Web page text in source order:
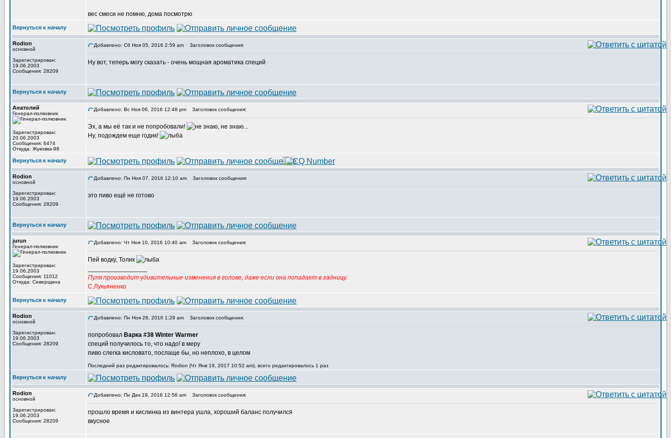
вес смеси не помню, дома посмотрю
Вернуться к началу
Rodion
основной
Зарегистрирован:
19.06.2003
Сообщения: 28209
Добавлено: Сб Ноя 05, 2016 2:59 am Заголовок сообщения:
Ну вот, теперь могу сказать - очень мощная ароматика специй
Вернуться к началу
Анатолий
Генерал-полковник
Зарегистрирован:
20.06.2003
Сообщения: 6474
Откуда: Жуковка-98
Добавлено: Вс Ноя 06, 2016 12:48 pm Заголовок сообщения:
Эх, а мы её так и не попробовали!
Ну, подождем еще годик!
Вернуться к началу
Rodion
основной
Зарегистрирован:
19.06.2003
Сообщения: 28209
Добавлено: Пн Ноя 07, 2016 12:10 am Заголовок сообщения:
это пиво ещё не готово
Вернуться к началу
jurun
Генерал-полковник
Зарегистрирован:
19.06.2003
Сообщения: 11012
Откуда: Северщина
Добавлено: Чт Ноя 10, 2016 10:40 am Заголовок сообщения:
Пей водку, Толик
Пуля производит удивительные изменения в голове, даже если она попадает в задницу.
С.Лукьяненко
Вернуться к началу
Rodion
основной
Зарегистрирован:
19.06.2003
Сообщения: 28209
Добавлено: Пн Ноя 28, 2016 1:29 am Заголовок сообщения:
попробовал Варка #38 Winter Warmer
специй получилось то, что надо! в меру
пиво слегка кисловато, послаще бы, но неплохо, в целом
Последний раз редактировалось: Rodion (Чт Янв 19, 2017 10:52 am), всего редактировалось 1 раз
Вернуться к началу
Rodion
основной
Зарегистрирован:
19.06.2003
Сообщения: 28209
Добавлено: Пн Дек 19, 2016 12:56 am Заголовок сообщения:
прошло время и кислинка из винтера ушла, хороший баланс получился
вкусное